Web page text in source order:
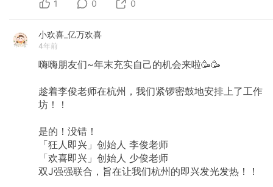
1 0 0
小欢喜_亿万欢喜
4年前
嗨嗨朋友们~年末充实自己的机会来啦🥳🥳
趁着李俊老师在杭州，我们紧锣密鼓地安排上了工作
坊！！
是的！没错！
「狂人即兴」创始人 李俊老师
「欢喜即兴」创始人 少俊老师
双J强强联合，旨在让我们杭州的即兴发光发热！！